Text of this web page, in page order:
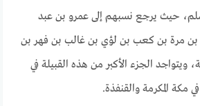
حيث يرجع نسبهم إلى عمرو بن عبد
مرة بن كعب بن لؤي بن غالب بن فهر بن
الجزء الأكبر من هذه القبيلة في
مكة المكرمة والقنفذة.